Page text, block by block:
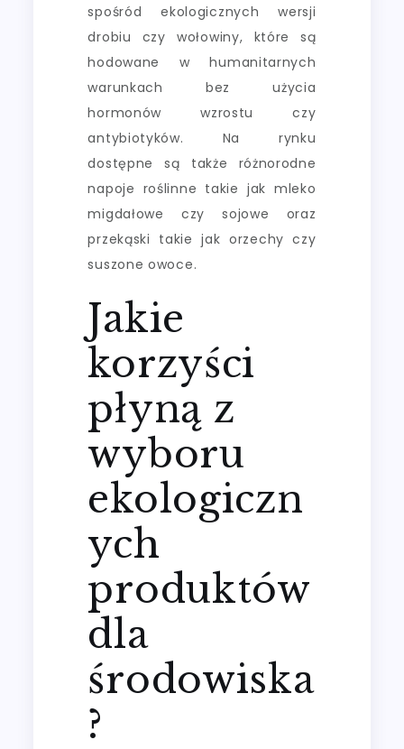
spośród ekologicznych wersji
drobiu czy wołowiny, które są
hodowane w humanitarnych
warunkach bez użycia
hormonów wzrostu czy
antybiotyków. Na rynku
dostępne są także różnorodne
napoje roślinne takie jak mleko
migdałowe czy sojowe oraz
przekąski takie jak orzechy czy
suszone owoce.
Jakie
korzyści
płyną z
wyboru
ekologiczn
ych
produktów
dla
środowiska
?